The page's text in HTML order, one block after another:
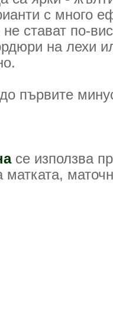
с много
стават по-
на лехи
първите
се използва